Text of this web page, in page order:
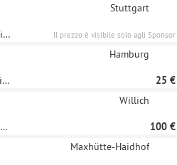
Stuttgart
Calcio, Calcio a 5 per ciechi, Calcio a 5
Il prezzo è visibile solo agli Sponsor
Hamburg
Trampolino elastico, Ginnastica
25 €
Willich
Motocross, Motorbiking, Bike Ball, Motorsport
100 €
Maxhütte-Haidhof